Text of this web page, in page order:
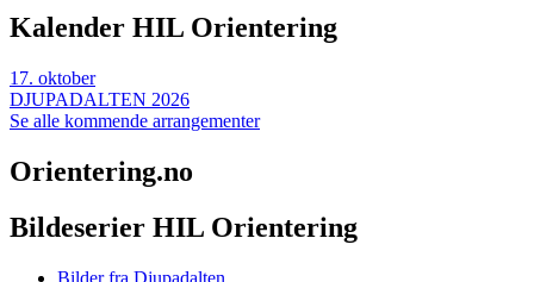
Kalender HIL Orientering
17. oktober
DJUPADALTEN 2026
Se alle kommende arrangementer
Orientering.no
Bildeserier HIL Orientering
Bilder fra Djupadalten